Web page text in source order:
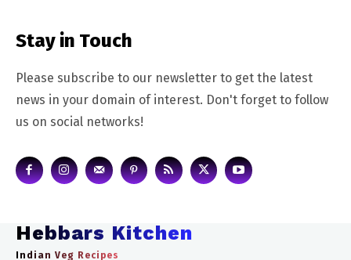
Stay in Touch
Please subscribe to our newsletter to get the latest
news in your domain of interest. Don't forget to follow
us on social networks!
Hebbars Kitchen
Indian Veg Recipes